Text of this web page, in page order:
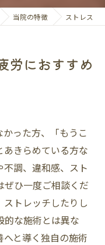
当院の特徴 ストレス
労におすすめ
った方、「もうこ
あきらめている方な
調、違和感、スト
ぜひ一度ご相談くだ
トレッチしたりし
的な施術とは異な
と導く独自の施術